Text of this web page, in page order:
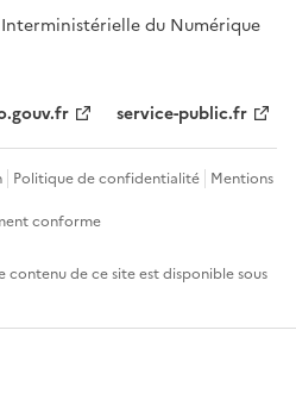
du Numérique
service-public.fr
Politique de confidentialité Mentions
conforme
de ce site est disponible sous